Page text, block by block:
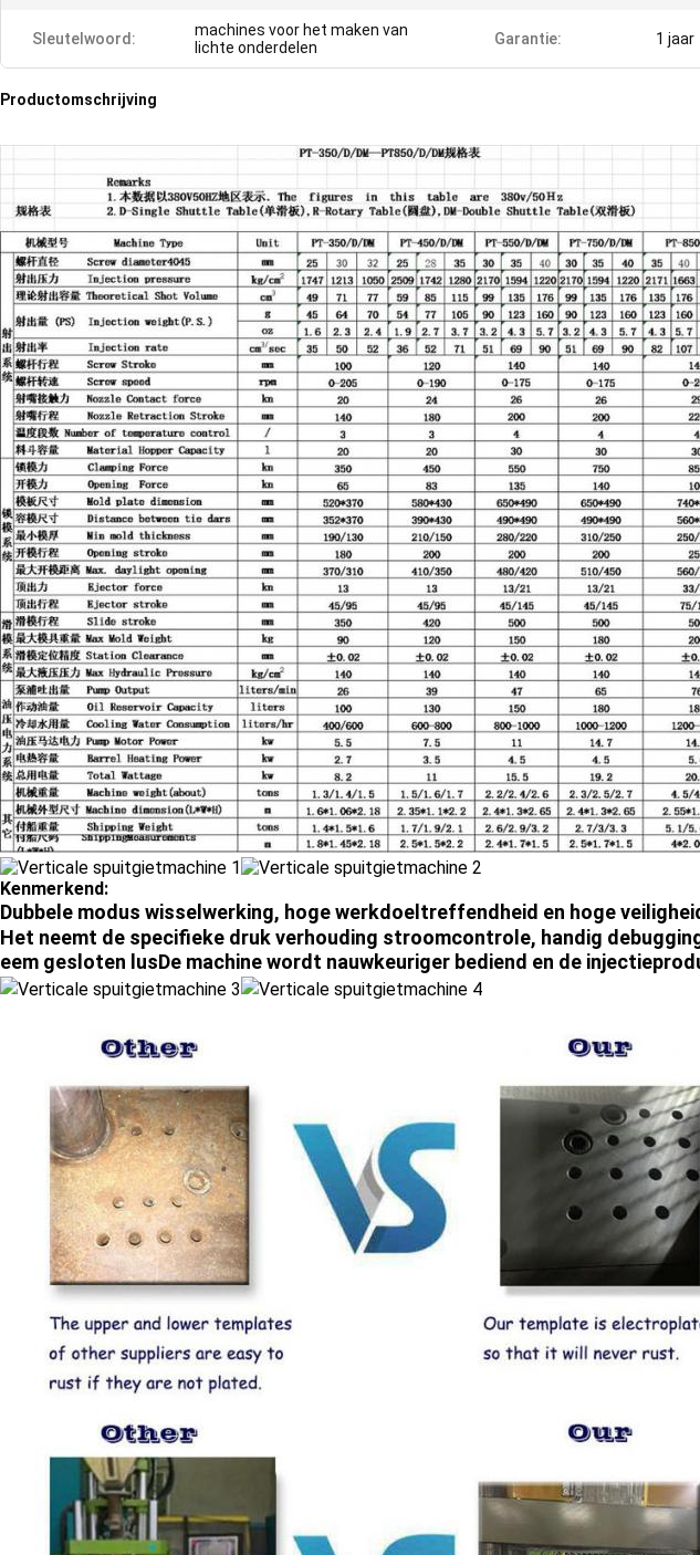
Sleutelwoord:
machines voor het maken van
lichte onderdelen
Garantie: 1 jaar
Productomschrijving
Kenmerkend:
Dubbele modus wisselwerking, hoge werkdoeltreffendheid en hoge
Het neemt de specifieke druk verhouding stroomcontrole, handig
eem gesloten lusDe machine wordt nauwkeuriger bediend en de